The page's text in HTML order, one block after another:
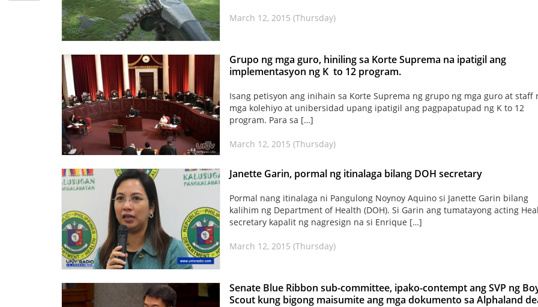
March 12, 2015 (Thursday)
Grupo ng mga guro, hiniling sa Korte Suprema na ipatigil ang
implementasyon ng K to 12 program.
Isang petisyon ang inihain sa Korte Suprema ng grupo ng mga guro at staff
mga kolehiyo at unibersidad upang ipatigil ang pagpapatupad ng K to 12
program. Para sa […]
March 12, 2015 (Thursday)
Janette Garin, pormal ng itinalaga bilang DOH secretary
Pormal nang itinalaga ni Pangulong Noynoy Aquino si Janette Garin bilang
kalihim ng Department of Health (DOH). Si Garin ang tumatayong acting
secretary kapalit ng nagresign na si Enrique […]
March 12, 2015 (Thursday)
Senate Blue Ribbon sub-committee, ipako-contempt ang SVP ng
Scout kung bigong maisumite ang mga dokumento sa Alphaland